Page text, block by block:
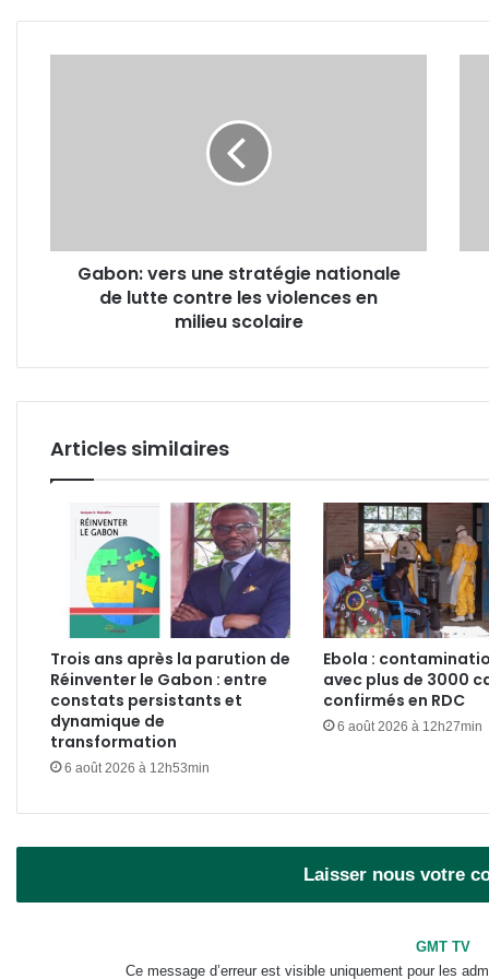
les
violences
Gabon: vers une stratégie nationale
de lutte contre les violences en
milieu scolaire
pays
Articles similaires
Trois ans après la parution de
Réinventer le Gabon : entre
constats persistants et
dynamique de
transformation
6 août 2026 à 12h53min
Ebola :
avec plus de 3000
confirmés en RDC
6 août 2026 à 12h27min
Laisser nous votre
GMT TV
Ce message d’erreur est visible uniquement pour les